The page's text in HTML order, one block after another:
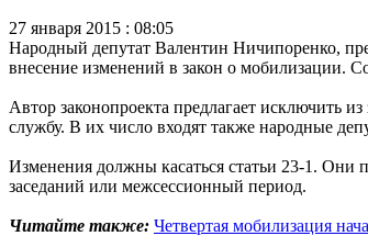
27 января 2015 : 08:05
Народный депутат Валентин Ничипоренко,
внесение изменений в закон о мобилизации.
Автор законопроекта предлагает исключить
службу. В их число входят также народные
Изменения должны касаться статьи 23-1. Они
заседаний или межсессионный период.
Читайте также: Четвертая мобилизация